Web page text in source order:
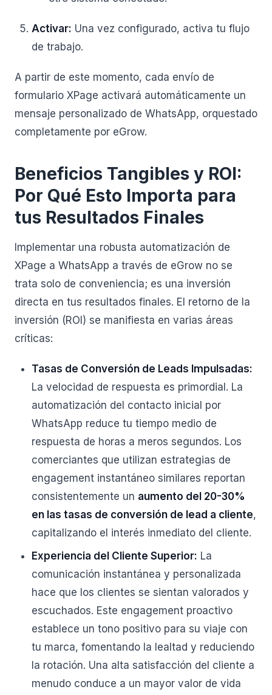
Activar: Una vez configurado, activa tu flujo
de trabajo.
A partir de este momento, cada envío de
formulario XPage activará automáticamente un
mensaje personalizado de WhatsApp, orquestado
completamente por eGrow.
Beneficios Tangibles y ROI:
Por Qué Esto Importa para
tus Resultados Finales
Implementar una robusta automatización de
XPage a WhatsApp a través de eGrow no se
trata solo de conveniencia; es una inversión
directa en tus resultados finales. El retorno de la
inversión (ROI) se manifiesta en varias áreas
críticas:
Tasas de Conversión de Leads Impulsadas:
La velocidad de respuesta es primordial. La
automatización del contacto inicial por
WhatsApp reduce tu tiempo medio de
respuesta de horas a meros segundos. Los
comerciantes que utilizan estrategias de
engagement instantáneo similares reportan
consistentemente un aumento del 20-30%
en las tasas de conversión de lead a cliente,
capitalizando el interés inmediato del cliente.
Experiencia del Cliente Superior: La
comunicación instantánea y personalizada
hace que los clientes se sientan valorados y
escuchados. Este engagement proactivo
establece un tono positivo para su viaje con
tu marca, fomentando la lealtad y reduciendo
la rotación. Una alta satisfacción del cliente a
menudo conduce a un mayor valor de vida